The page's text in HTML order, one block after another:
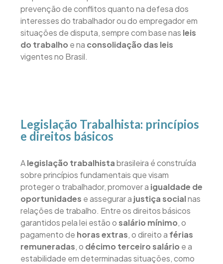
prevenção de conflitos quanto na defesa dos
interesses do trabalhador ou do empregador em
situações de disputa, sempre com base nas leis
do trabalho e na consolidação das leis
vigentes no Brasil.
Legislação Trabalhista: princípios
e direitos básicos
Alegislação trabalhistabrasileira é construída
sobre princípios fundamentais que visam
proteger o trabalhador, promover a igualdade de
oportunidades e assegurar a justiça socialnas
relações de trabalho. Entre os direitos básicos
garantidos pela lei estão osalário mínimo, o
pagamento de horas extras, o direito a férias
remuneradas, o décimo terceiro salário e a
estabilidade em determinadas situações, como